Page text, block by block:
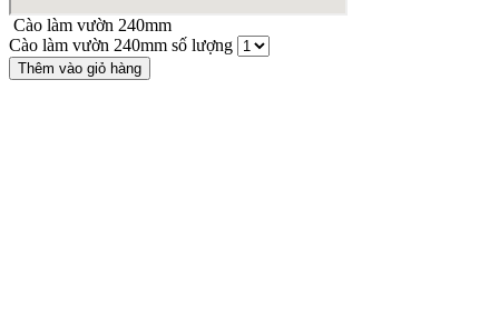
Cào làm vườn 240mm
Cào làm vườn 240mm số lượng
Thêm vào giỏ hàng